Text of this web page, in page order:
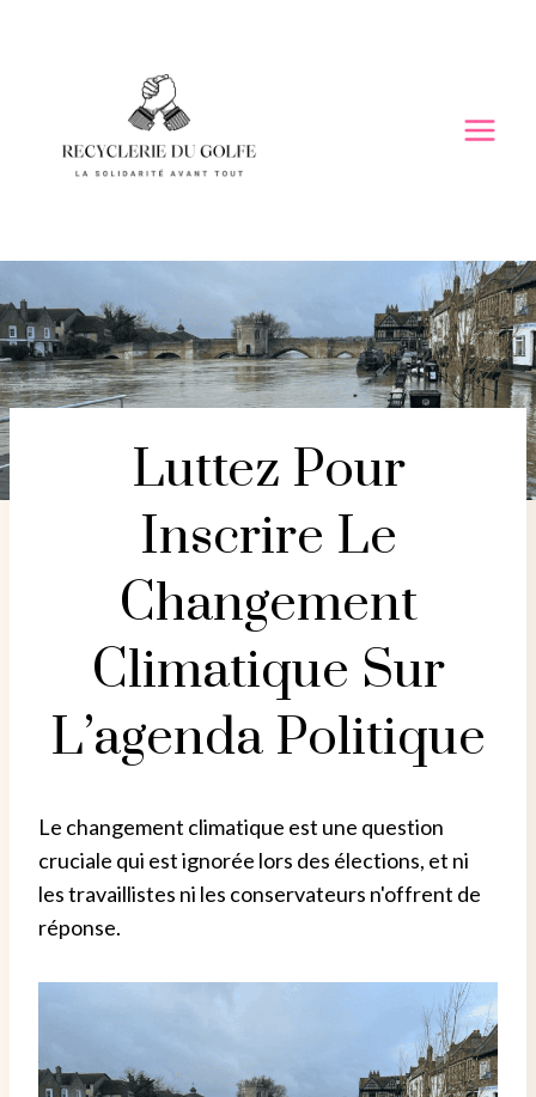
Luttez Pour
Inscrire Le
Changement
Climatique Sur
L’agenda Politique
Le changement climatique est une question
cruciale qui est ignorée lors des élections, et ni
les travaillistes ni les conservateurs n'offrent de
réponse.